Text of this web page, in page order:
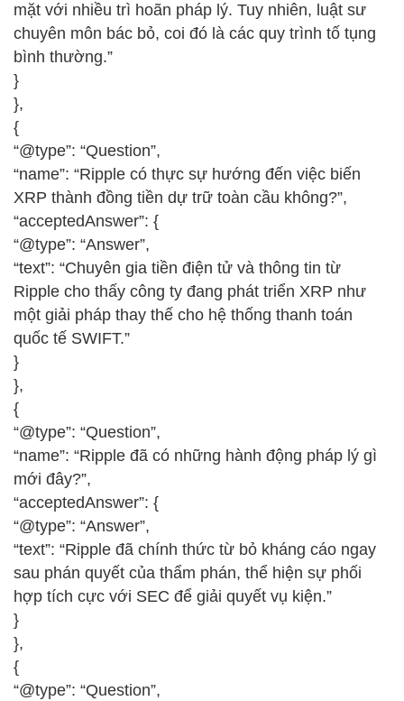
mặt với nhiều trì hoãn pháp lý. Tuy nhiên, luật sư
chuyên môn bác bỏ, coi đó là các quy trình tố tụng
bình thường.”
}
},
{
“@type”: “Question”,
“name”: “Ripple có thực sự hướng đến việc biến
XRP thành đồng tiền dự trữ toàn cầu không?”,
“acceptedAnswer”: {
“@type”: “Answer”,
“text”: “Chuyên gia tiền điện tử và thông tin từ
Ripple cho thấy công ty đang phát triển XRP như
một giải pháp thay thế cho hệ thống thanh toán
quốc tế SWIFT.”
}
},
{
“@type”: “Question”,
“name”: “Ripple đã có những hành động pháp lý gì
mới đây?”,
“acceptedAnswer”: {
“@type”: “Answer”,
“text”: “Ripple đã chính thức từ bỏ kháng cáo ngay
sau phán quyết của thẩm phán, thể hiện sự phối
hợp tích cực với SEC để giải quyết vụ kiện.”
}
},
{
“@type”: “Question”,